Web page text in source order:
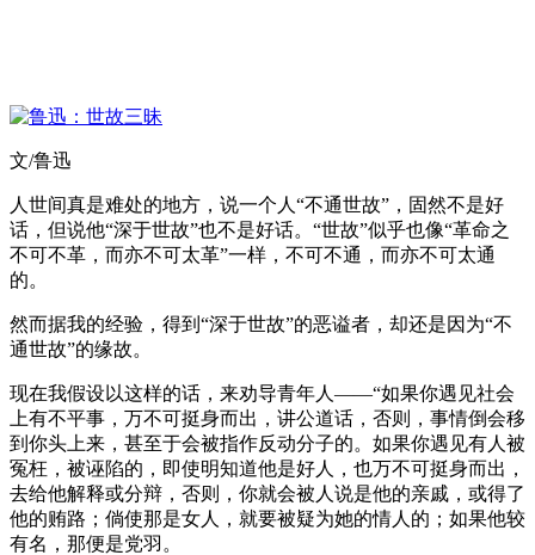
文/鲁迅
人世间真是难处的地方，说一个人“不通世故”，固然不是好
话，但说他“深于世故”也不是好话。“世故”似乎也像“革命之
不可不革，而亦不可太革”一样，不可不通，而亦不可太通
的。
然而据我的经验，得到“深于世故”的恶谥者，却还是因为“不
通世故”的缘故。
现在我假设以这样的话，来劝导青年人——“如果你遇见社会
上有不平事，万不可挺身而出，讲公道话，否则，事情倒会移
到你头上来，甚至于会被指作反动分子的。如果你遇见有人被
冤枉，被诬陷的，即使明知道他是好人，也万不可挺身而出，
去给他解释或分辩，否则，你就会被人说是他的亲戚，或得了
他的贿路；倘使那是女人，就要被疑为她的情人的；如果他较
有名，那便是党羽。